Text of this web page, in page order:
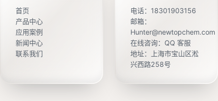
首页
产品中心
应用案例
新闻中心
联系我们
电话： 18301903156
邮箱：
Hunter@newtopchem.com
在线咨询： QQ 客服
地址：上海市宝山区淞
兴西路258号